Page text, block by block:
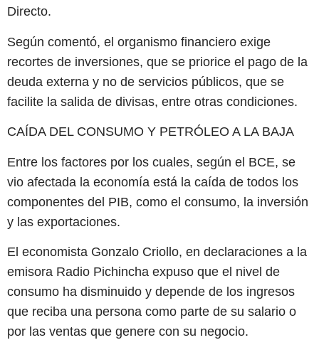
Directo.
Según comentó, el organismo financiero exige
recortes de inversiones, que se priorice el pago de la
deuda externa y no de servicios públicos, que se
facilite la salida de divisas, entre otras condiciones.
CAÍDA DEL CONSUMO Y PETRÓLEO A LA BAJA
Entre los factores por los cuales, según el BCE, se
vio afectada la economía está la caída de todos los
componentes del PIB, como el consumo, la inversión
y las exportaciones.
El economista Gonzalo Criollo, en declaraciones a la
emisora Radio Pichincha expuso que el nivel de
consumo ha disminuido y depende de los ingresos
que reciba una persona como parte de su salario o
por las ventas que genere con su negocio.